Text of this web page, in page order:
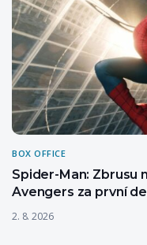
BOX OFFICE
Spider-Man: Zbrusu
Avengers za první
2. 8. 2026